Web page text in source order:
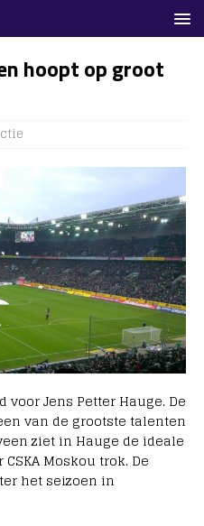
hoopt op groot
voor Jens Petter Hauge. De
van de grootste talenten
ziet in Hauge de ideale
Moskou trok. De
het seizoen in